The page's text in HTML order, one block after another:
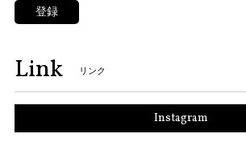
登録
Link リンク
Instagram